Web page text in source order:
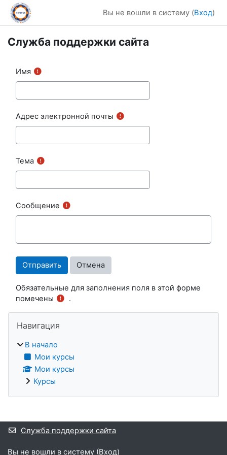
Перейти к основному содержанию
Вы не вошли в систему (Вход)
Служба поддержки сайта
Имя
Адрес электронной почты
Тема
Сообщение
Обязательные для заполнения поля в этой форме
помечены
.
Навигация
В начало
Мои курсы
Мои курсы
Курсы
Дополнительные блоки
Служба поддержки сайта
Вы не вошли в систему (Вход)